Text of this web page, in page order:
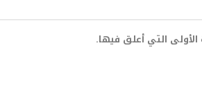
التي أعلق فيها.